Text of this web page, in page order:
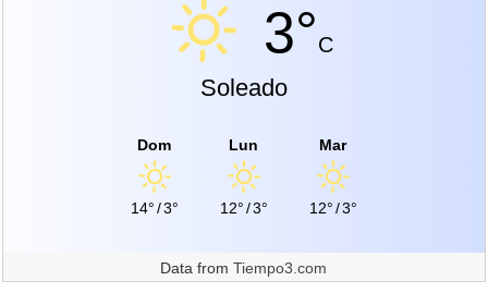
3°C
Soleado
Dom
14°/3°
Lun
12°/3°
Mar
12°/3°
Data fromTiempo3.com